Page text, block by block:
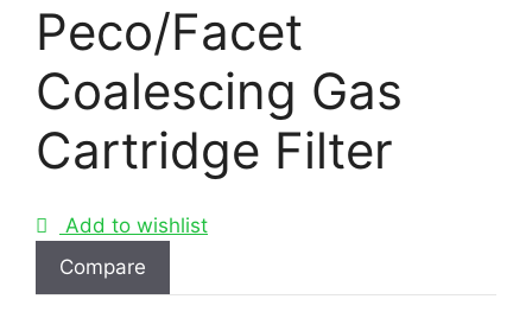
Peco/Facet
Coalescing Gas
Cartridge Filter
Add to wishlist
Compare